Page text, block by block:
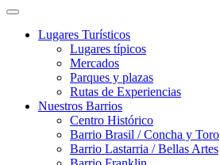
Lugares Turísticos
Lugares tí­picos
Mercados
Parques y plazas
Rutas de Experiencias
Nuestros Barrios
Centro Histórico
Barrio Brasil / Concha y Toro
Barrio Lastarria / Bellas Artes